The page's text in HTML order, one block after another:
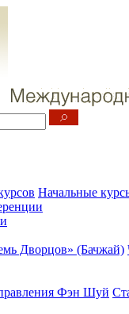
Начальные
Дворцов» (Бачжай)
Фэн Шуй